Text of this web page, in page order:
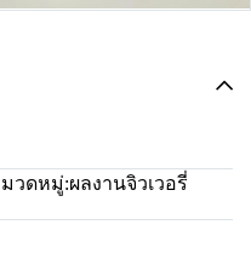
วดหมู่:ผลงานจิวเวอรี่